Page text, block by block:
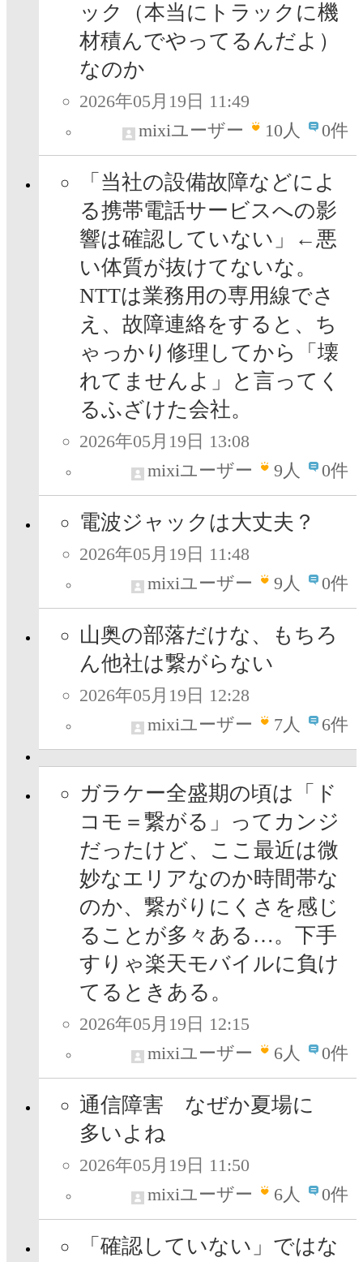
ック（本当にトラックに機
材積んでやってるんだよ）
なのか
2026年05月19日 11:49
mixiユーザー
10人 0件
「当社の設備故障などによ
る携帯電話サービスへの影
響は確認していない」←悪
い体質が抜けてないな。
NTTは業務用の専用線でさ
え、故障連絡をすると、ち
ゃっかり修理してから「壊
れてませんよ」と言ってく
るふざけた会社。
2026年05月19日 13:08
mixiユーザー
9人 0件
電波ジャックは大丈夫？
2026年05月19日 11:48
mixiユーザー
9人 0件
山奥の部落だけな、もちろ
ん他社は繋がらない
2026年05月19日 12:28
mixiユーザー
7人 6件
ガラケー全盛期の頃は「ド
コモ＝繋がる」ってカンジ
だったけど、ここ最近は微
妙なエリアなのか時間帯な
のか、繋がりにくさを感じ
ることが多々ある…。下手
すりゃ楽天モバイルに負け
てるときある。
2026年05月19日 12:15
mixiユーザー
6人 0件
通信障害 なぜか夏場に
多いよね
2026年05月19日 11:50
mixiユーザー
6人 0件
「確認していない」ではな